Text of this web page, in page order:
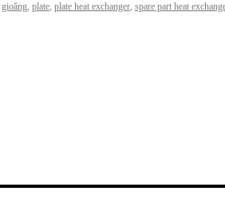
gioăng, plate, plate heat exchanger, spare part heat